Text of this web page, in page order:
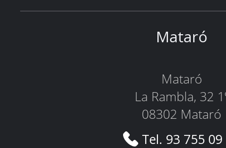
Mataró
Mataró
La Rambla, 32
08302 Mataró
Tel. 93 755